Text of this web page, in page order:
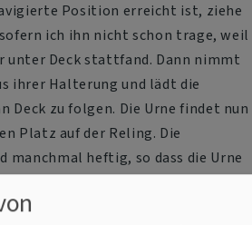
Position erreicht ist, ziehe
ich ihn nicht schon trage, weil
unter Deck stattfand. Dann nimmt
ihrer Halterung und lädt die
Deck zu folgen. Die Urne findet nun
Platz auf der Reling. Die
manchmal heftig, so dass die Urne
fortgesetzt mit Lesung,